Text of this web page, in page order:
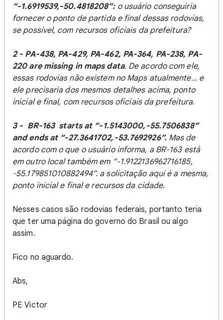
“-1.6919539,-50.4818208”: o usuário conseguiria
fornecer o ponto de partida e final dessas rodovias,
se possível, com recursos oficiais da prefeitura?
2 - PA-438, PA-429, PA-462, PA-364, PA-238, PA-
220 are missing in maps data. De acordo com ele,
essas rodovias não existem no Maps atualmente... e
ele precisaria dos mesmos detalhes acima, ponto
inicial e final, com recursos oficiais da prefeitura.
3 - BR-163 starts at “-1.5143000,-55.7506838”
and ends at “-27.3641702,-53.7692926”. Mas de
acordo com o que o usuário informa, a BR-163 está
em outro local também em “-1.9122136962716185,
-55.179851010882494”. a solicitação aqui é a mesma,
ponto inicial e final e recursos da cidade.
Nesses casos são rodovias federais, portanto teria
que ter uma página do governo do Brasil ou algo
assim.
Fico no aguardo.
Abs,
PE Victor